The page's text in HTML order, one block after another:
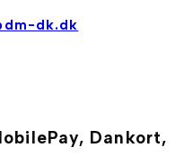
dk.dk
Dankort,